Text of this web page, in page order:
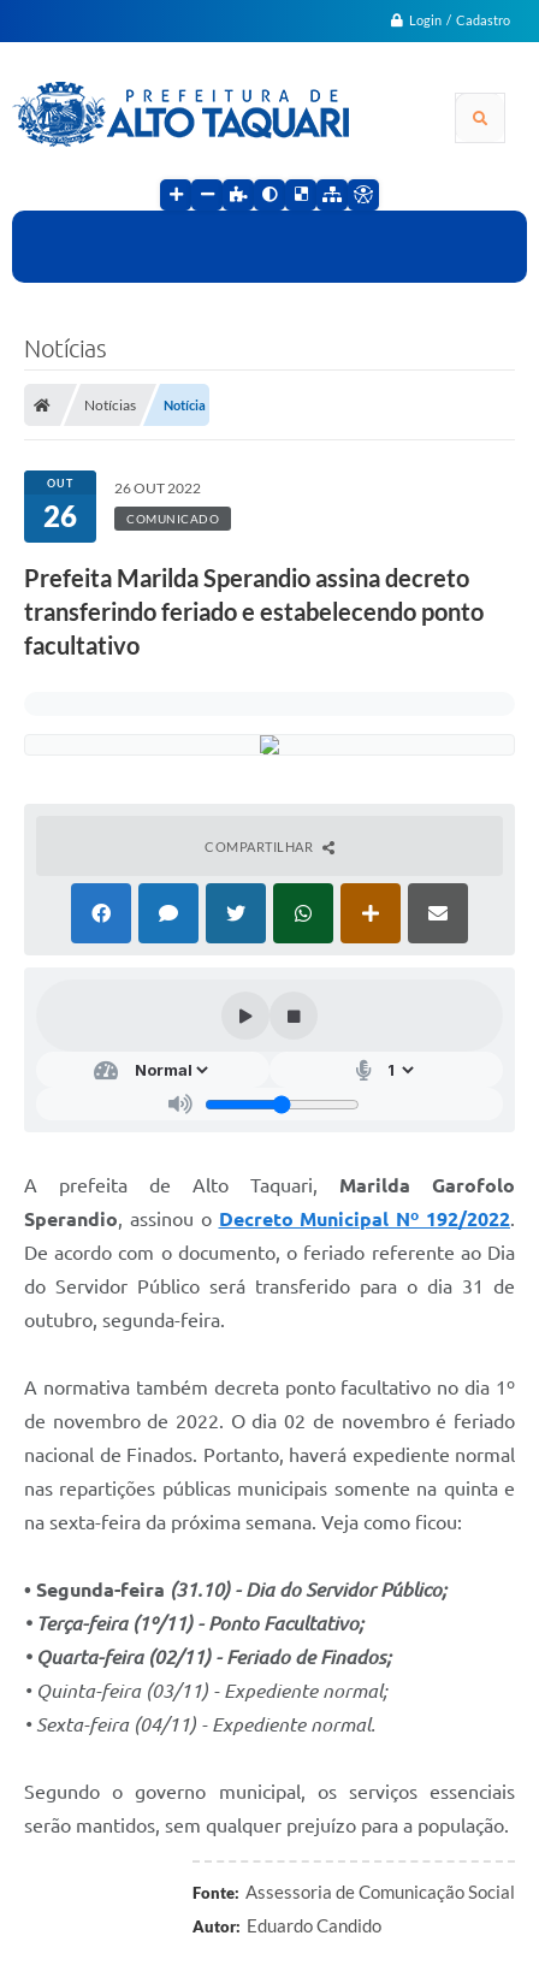
Login / Cadastro
Notícias
Notícias Notícia
OUT
26
26 OUT 2022
COMUNICADO
Prefeita Marilda Sperandio assina decreto
transferindo feriado e estabelecendo ponto
facultativo
COMPARTILHAR
A prefeita de Alto Taquari, Marilda Garofolo
Sperandio, assinou o Decreto Municipal Nº 192/2022.
De acordo com o documento, o feriado referente ao Dia
do Servidor Público será transferido para o dia 31 de
outubro, segunda-feira.
A normativa também decreta ponto facultativo no dia 1º
de novembro de 2022. O dia 02 de novembro é feriado
nacional de Finados. Portanto, haverá expediente normal
nas repartições públicas municipais somente na quinta e
na sexta-feira da próxima semana. Veja como ficou:
• Segunda-feira (31.10)- Dia do Servidor Público;
• Terça-feira (1º/11) - Ponto Facultativo;
• Quarta-feira (02/11) - Feriado de Finados;
• Quinta-feira (03/11) - Expediente normal;
• Sexta-feira (04/11) - Expediente normal.
Segundo o governo municipal, os serviços essenciais
serão mantidos, sem qualquer prejuízo para a população.
Fonte: Assessoria de Comunicação Social
Autor: Eduardo Candido